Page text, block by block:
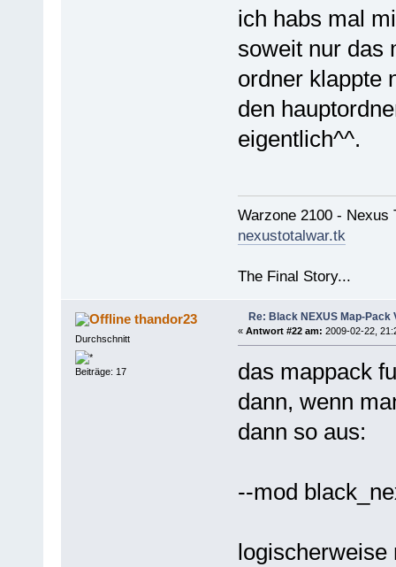
ich habs mal
soweit nur das
ordner klappte
den
eigentlich^^.
Warzone 2100 - Nexus
nexustotalwar.tk
The Final Story...
thandor23
Durchschnitt
Beiträge: 17
Re: Black NEXUS Map-Pack
« Antwort #22 am: 2009-02-22,
das mappack
dann, wenn
dann so aus:
--mod
logischerweise